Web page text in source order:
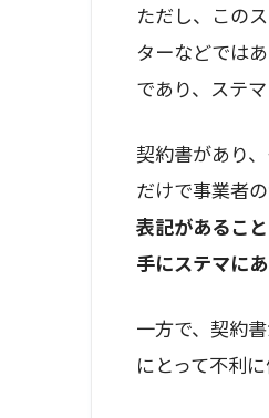
ただし、この
ターなどでは
であり、ステ
契約書があり
だけで事業者
表記があるこ
手にステマに
一方で、契約
にとって不利